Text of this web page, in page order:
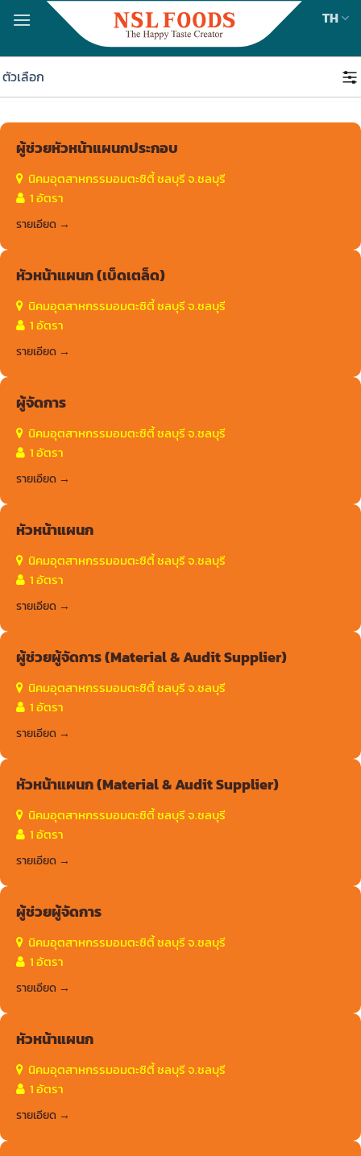
TH
ตัวเลือก
ผู้ช่วยหัวหน้าแผนกประกอบ
นิคมอุตสาหกรรมอมตะซิตี้ ชลบุรี จ.ชลบุรี
1 อัตรา
รายเอียด
หัวหน้าแผนก (เบ็ดเตล็ด)
นิคมอุตสาหกรรมอมตะซิตี้ ชลบุรี จ.ชลบุรี
1 อัตรา
รายเอียด
ผู้จัดการ
นิคมอุตสาหกรรมอมตะซิตี้ ชลบุรี จ.ชลบุรี
1 อัตรา
รายเอียด
หัวหน้าแผนก
นิคมอุตสาหกรรมอมตะซิตี้ ชลบุรี จ.ชลบุรี
1 อัตรา
รายเอียด
ผู้ช่วยผู้จัดการ (Material & Audit Supplier)
นิคมอุตสาหกรรมอมตะซิตี้ ชลบุรี จ.ชลบุรี
1 อัตรา
รายเอียด
หัวหน้าแผนก (Material & Audit Supplier)
นิคมอุตสาหกรรมอมตะซิตี้ ชลบุรี จ.ชลบุรี
1 อัตรา
รายเอียด
ผู้ช่วยผู้จัดการ
นิคมอุตสาหกรรมอมตะซิตี้ ชลบุรี จ.ชลบุรี
1 อัตรา
รายเอียด
หัวหน้าแผนก
นิคมอุตสาหกรรมอมตะซิตี้ ชลบุรี จ.ชลบุรี
1 อัตรา
รายเอียด